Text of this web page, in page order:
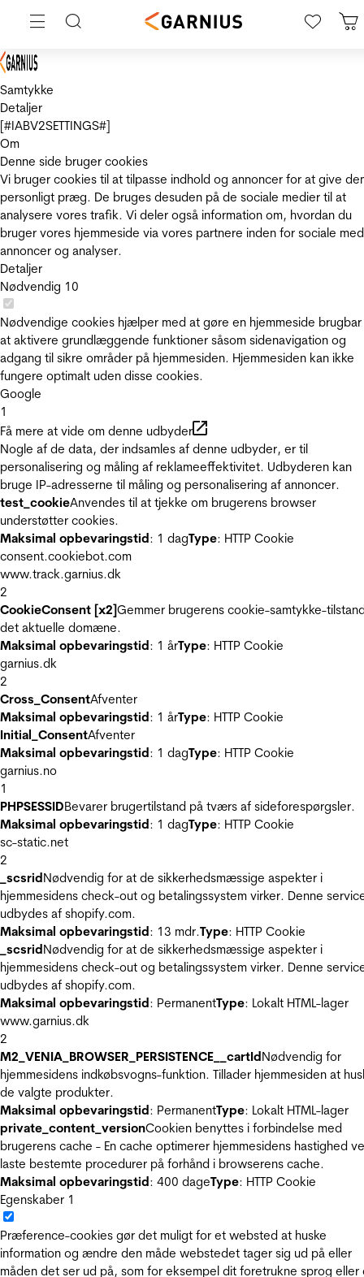
Samtykke
Detaljer
[#IABV2SETTINGS#]
Om
Denne side bruger cookies
Vi bruger cookies til at tilpasse indhold og annoncer for at give
personligt præg. De bruges desuden på de sociale medier til at
analysere vores trafik. Vi deler også information om, hvordan du
bruger vores hjemmeside via vores partnere inden for sociale
annoncer og analyser.
Detaljer
Nødvendig 10
Nødvendige cookies hjælper med at gøre en hjemmeside
at aktivere grundlæggende funktioner såsom sidenavigation og
adgang til sikre områder på hjemmesiden. Hjemmesiden kan ikke
fungere optimalt uden disse cookies.
Google
1
Få mere at vide om denne udbyder
Nogle af de data, der indsamles af denne udbyder, er til
personalisering og måling af reklameeffektivitet. Udbyderen kan
bruge IP-adresserne til måling og personalisering af annoncer.
test_cookieAnvendes til at tjekke om brugerens browser
understøtter cookies.
Maksimal opbevaringstid: 1 dagType: HTTP Cookie
consent.cookiebot.com
www.track.garnius.dk
2
CookieConsent [x2]Gemmer brugerens cookie-samtykke-
det aktuelle domæne.
Maksimal opbevaringstid: 1 årType: HTTP Cookie
garnius.dk
2
Cross_ConsentAfventer
Maksimal opbevaringstid: 1 årType: HTTP Cookie
Initial_ConsentAfventer
Maksimal opbevaringstid: 1 dagType: HTTP Cookie
garnius.no
1
PHPSESSIDBevarer brugertilstand på tværs af sideforespørgsler.
Maksimal opbevaringstid: 1 dagType: HTTP Cookie
sc-static.net
2
_scsridNødvendig for at de sikkerhedsmæssige aspekter i
hjemmesidens check-out og betalingssystem virker. Denne
udbydes af shopify.com.
Maksimal opbevaringstid: 13 mdr.Type: HTTP Cookie
_scsridNødvendig for at de sikkerhedsmæssige aspekter i
hjemmesidens check-out og betalingssystem virker. Denne
udbydes af shopify.com.
Maksimal opbevaringstid: PermanentType: Lokalt HTML-lager
www.garnius.dk
2
M2_VENIA_BROWSER_PERSISTENCE__cartIdNødvendig for
hjemmesidens indkøbsvogns-funktion. Tillader hjemmesiden at
de valgte produkter.
Maksimal opbevaringstid: PermanentType: Lokalt HTML-lager
private_content_versionCookien benyttes i forbindelse med
brugerens cache - En cache optimerer hjemmesidens hastighed
laste bestemte procedurer på forhånd i browserens cache.
Maksimal opbevaringstid: 400 dageType: HTTP Cookie
Egenskaber 1
Præference-cookies gør det muligt for et websted at huske
information og ændre den måde webstedet tager sig ud på eller
måden det ser ud på, som for eksempel dit foretrukne sprog eller